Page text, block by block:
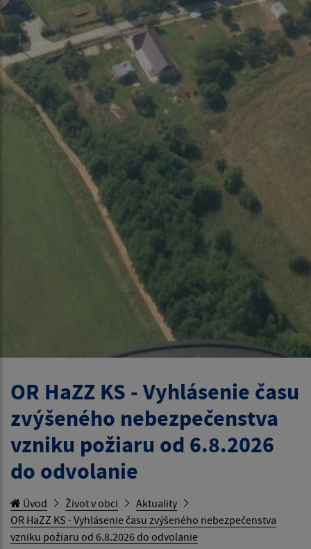
OR HaZZ KS - Vyhlásenie času
zvýšeného nebezpečenstva
vzniku požiaru od 6.8.2026
do odvolanie
Úvod Život v obci
Aktuality
OR HaZZ KS - Vyhlásenie času zvýšeného nebezpečenstva
vzniku požiaru od 6.8.2026 do odvolanie